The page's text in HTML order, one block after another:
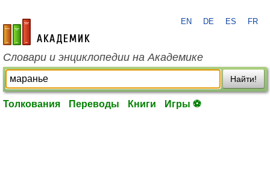
academic.ru
EN DE ES FR
Словари и энциклопедии на Академике
Найти!
Толкования Переводы Книги Игры ⚽